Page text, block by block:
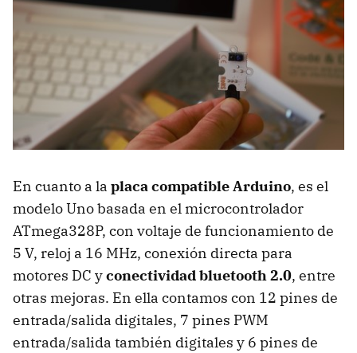
En cuanto a la placa compatible Arduino, es el
modelo Uno basada en el microcontrolador
ATmega328P, con voltaje de funcionamiento de
5 V, reloj a 16 MHz, conexión directa para
motores DC yconectividad bluetooth 2.0, entre
otras mejoras. En ella contamos con 12 pines de
entrada/salida digitales, 7 pines PWM
entrada/salida también digitales y 6 pines de